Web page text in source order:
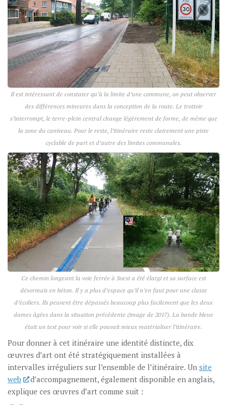
Il est intéressant de constater qu’à la limite d’une commune, on peut observer
des différences mineures dans la conception de la route. Le trottoir
s’interrompt, le terre-plein central change légèrement de forme, de même que
la zone du caniveau. Pour le reste, l’itinéraire reste clairement une piste
cyclable de part et d’autre des limites communales.
Ce chemin longeant la voie ferrée à Soest a été élargi et sa surface est
désormais en béton. Il y a plus d’espace qu’il n’en faut pour une classe
d’écoliers. Ils peuvent être dépassés beaucoup plus facilement que les deux
dames âgées dans la situation précédente (image de 2017). La bande bleue
était un test pour voir si elle pouvait mieux matérialiser l’itinéraire.
Pour donner à cet itinéraire une identité distincte, dix
œuvres d’art ont été stratégiquement installées à
intervalles irréguliers sur l’ensemble de l’itinéraire. Un site
web
d’accompagnement, également disponible en anglais,
explique ces œuvres d’art comme suit :